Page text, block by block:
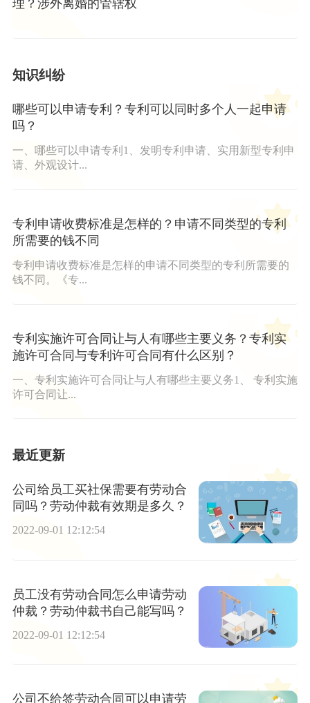
理？涉外离婚的管辖权
知识纠纷
哪些可以申请专利？专利可以同时多个人一起申请
吗？
一、哪些可以申请专利1、发明专利申请、实用新型专利申
请、外观设计...
专利申请收费标准是怎样的？申请不同类型的专利
所需要的钱不同
专利申请收费标准是怎样的申请不同类型的专利所需要的
钱不同。《专...
专利实施许可合同让与人有哪些主要义务？专利实
施许可合同与专利许可合同有什么区别？
一、专利实施许可合同让与人有哪些主要义务1、 专利实施
许可合同让...
最近更新
公司给员工买社保需要有劳动合
同吗？劳动仲裁有效期是多久？
2022-09-01 12:12:54
员工没有劳动合同怎么申请劳动
仲裁？劳动仲裁书自己能写吗？
2022-09-01 12:12:54
公司不给签劳动合同可以申请劳